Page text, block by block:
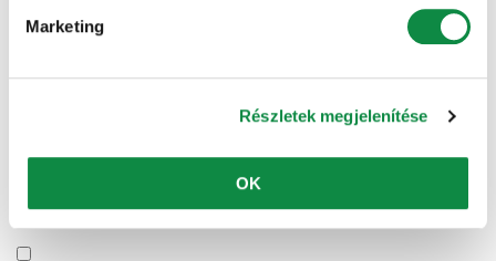
Marketing
Részletek megjelenítése
OK